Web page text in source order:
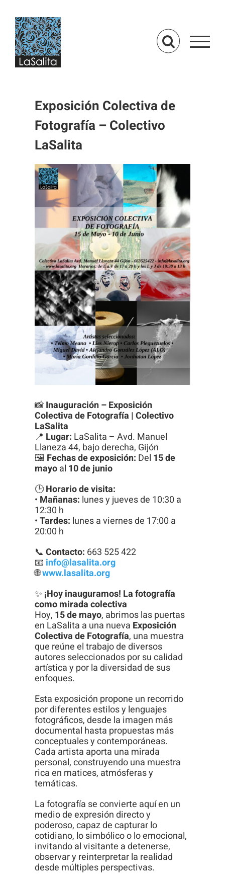
contenido
Exposición Colectiva de
Fotografía – Colectivo
LaSalita
Ver
imagen
más
grande
📸Inauguración – Exposición
Colectiva de Fotografía | Colectivo
LaSalita
📍 Lugar: LaSalita – Avd. Manuel
Llaneza 44, bajo derecha, Gijón
🖼 Fechas de exposición: Del 15 de
mayoal 10 de junio
🕒Horario de visita:
• Mañanas: lunes y jueves de 10:30 a
12:30 h
•Tardes: lunes a viernes de 17:00 a
20:00 h
📞 Contacto: 663 525 422
📧 info@lasalita.org
🌐www.lasalita.org
✨ ¡Hoy inauguramos! La fotografía
como mirada colectiva
Hoy, 15 de mayo, abrimos las puertas
en LaSalita a una nueva Exposición
Colectiva de Fotografía, una muestra
que reúne el trabajo de diversos
autores seleccionados por su calidad
artística y por la diversidad de sus
enfoques.
Esta exposición propone un recorrido
por diferentes estilos y lenguajes
fotográficos, desde la imagen más
documental hasta propuestas más
conceptuales y contemporáneas.
Cada artista aporta una mirada
personal, construyendo una muestra
rica en matices, atmósferas y
temáticas.
La fotografía se convierte aquí en un
medio de expresión directo y
poderoso, capaz de capturar lo
cotidiano, lo simbólico o lo emocional,
invitando al visitante a detenerse,
observar y reinterpretar la realidad
desde múltiples perspectivas.
Necesarias
Estas
son
opcionales.
Son
necesarias
web.
Estadísticas
Para que
funcionalidad
de la web, en
se usa la
Experiencia
Para que
nuestra web
funcione lo
mejor posible
durante tu
rechaza estas
cookies,
algunas
funcionalidades
desaparecerán
de la web.